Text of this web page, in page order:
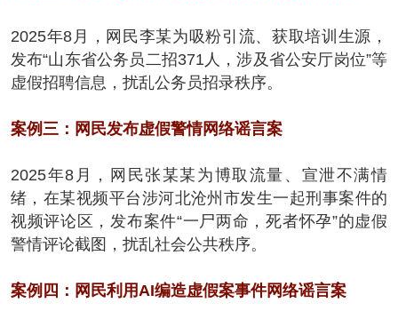
2025年8月，网民李某为吸粉引流、获取培训生源，
发布“山东省公务员二招371人，涉及省公安厅岗位”等
虚假招聘信息，扰乱公务员招录秩序。
案例三：网民发布虚假警情网络谣言案
2025年8月，网民张某某为博取流量、宣泄不满情
绪，在某视频平台涉河北沧州市发生一起刑事案件的
视频评论区，发布案件“一尸两命，死者怀孕”的虚假
警情评论截图，扰乱社会公共秩序。
案例四：网民利用AI编造虚假案事件网络谣言案